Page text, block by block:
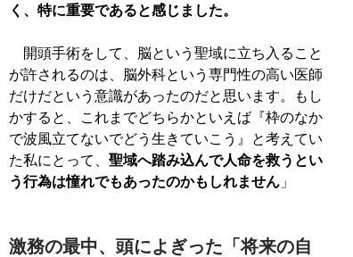
く、特に重要であると感じました。
開頭手術をして、脳という聖域に立ち入ること
が許されるのは、脳外科という専門性の高い医師
だけだという意識があったのだと思います。もし
かすると、これまでどちらかといえば『枠のなか
で波風立てないでどう生きていこう』と考えてい
た私にとって、 聖域へ踏み込んで人命を救うとい
う行為は憧れでもあったのかもしれません 」
激務の最中、頭によぎった「将来の自